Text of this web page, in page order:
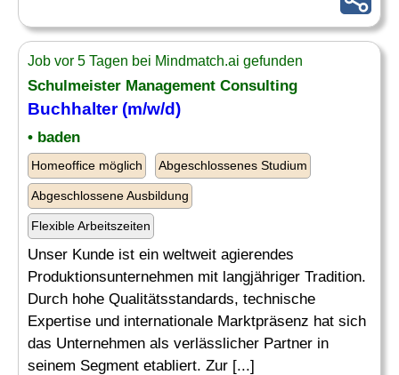
Job vor 5 Tagen bei Mindmatch.ai gefunden
Schulmeister Management Consulting
Buchhalter (m/w/d)
• baden
Homeoffice möglich Abgeschlossenes Studium
Abgeschlossene Ausbildung
Flexible Arbeitszeiten
Unser Kunde ist ein weltweit agierendes
Produktionsunternehmen mit langjähriger Tradition.
Durch hohe Qualitätsstandards, technische
Expertise und internationale Marktpräsenz hat sich
das Unternehmen als verlässlicher Partner in
seinem Segment etabliert. Zur [...]